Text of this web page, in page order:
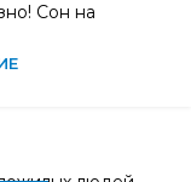
Сон на